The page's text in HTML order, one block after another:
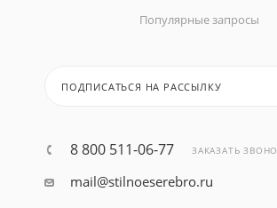
Популярные запросы
ПОДПИСАТЬСЯ НА РАССЫЛКУ
8 800 511-06-77 ЗАКАЗАТЬ
mail@stilnoeserebro.ru